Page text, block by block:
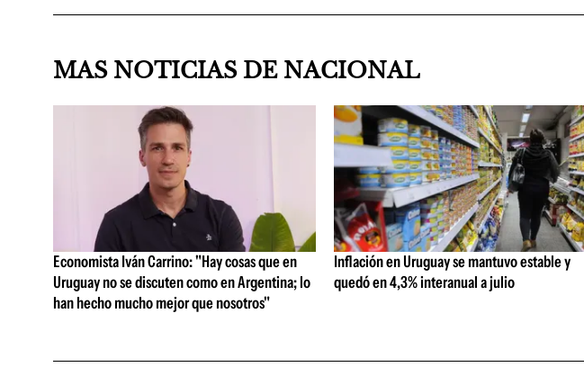
MAS NOTICIAS DE NACIONAL
Economista Iván Carrino: "Hay cosas que en
Uruguay no se discuten como en Argentina; lo
han hecho mucho mejor que nosotros"
Inflación en Uruguay se mantuvo estable y
quedó en 4,3% interanual a julio